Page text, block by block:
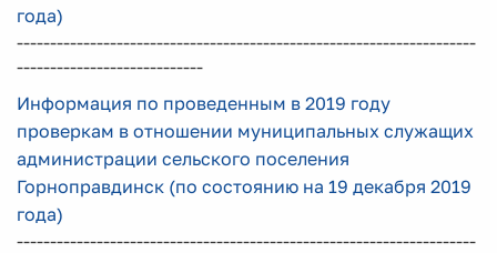
года)
---------------------------------------------------------------------
----------------------------
Информация по проведенным в 2019 году
проверкам в отношении муниципальных служащих
администрации сельского поселения
Горноправдинск (по состоянию на 19 декабря 2019
года)
---------------------------------------------------------------------